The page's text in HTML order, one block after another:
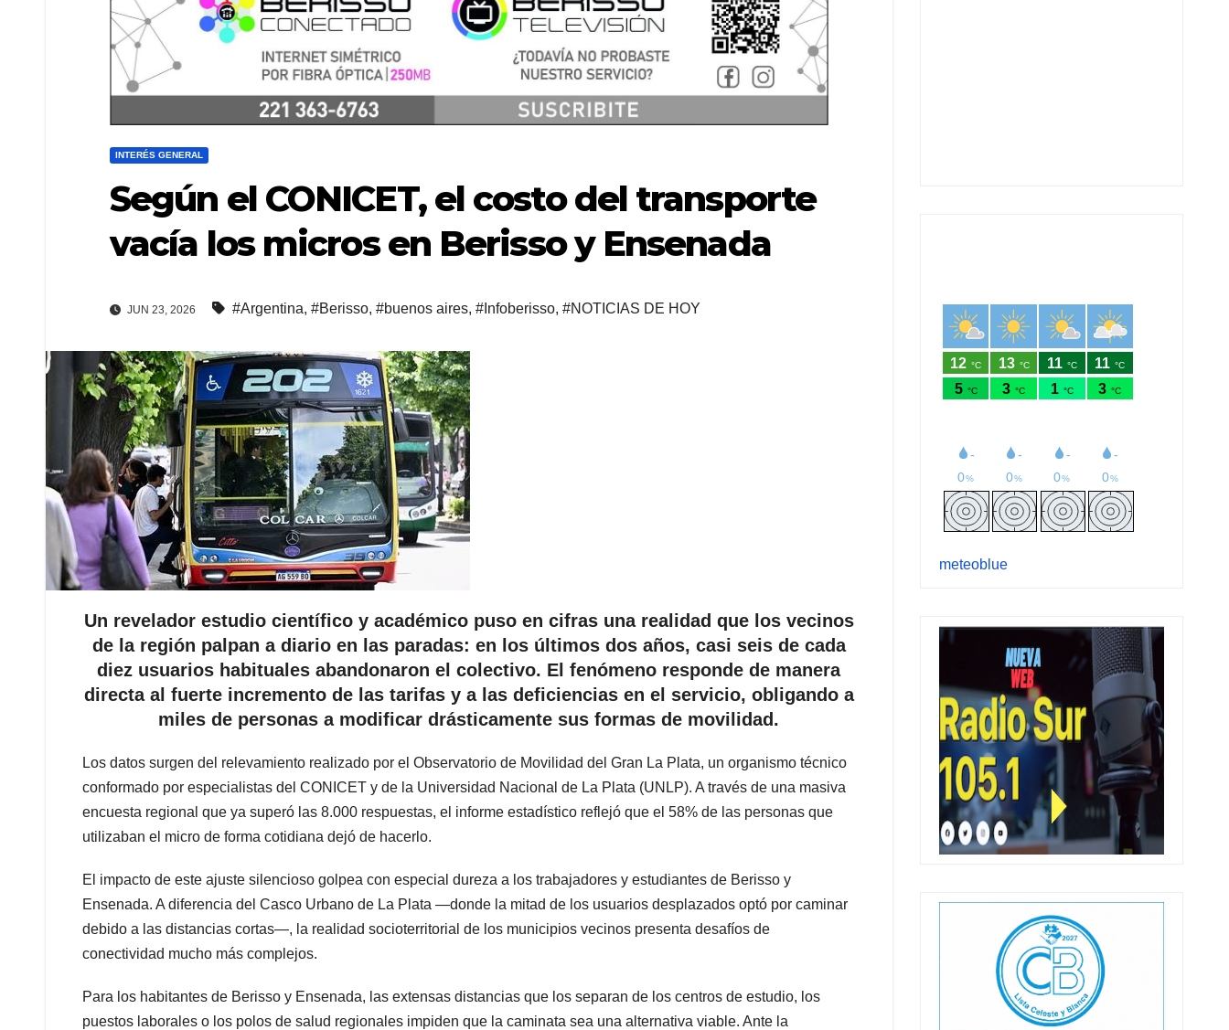
INTERÉS GENERAL
Según el CONICET, el costo del transporte
vacía los micros en Berisso y Ensenada
JUN 23, 2026 #Argentina, #Berisso, #buenos aires, #Infoberisso, #NOTICIAS DE HOY
Un revelador estudio científico y académico puso en cifras una realidad que los vecinos
de la región palpan a diario en las paradas: en los últimos dos años, casi seis de cada
diez usuarios habituales abandonaron el colectivo. El fenómeno responde de manera
directa al fuerte incremento de las tarifas y a las deficiencias en el servicio, obligando a
miles de personas a modificar drásticamente sus formas de movilidad.
Los datos surgen del relevamiento realizado por el Observatorio de Movilidad del Gran La Plata, un organismo técnico
conformado por especialistas del CONICET y de la Universidad Nacional de La Plata (UNLP). A través de una masiva
encuesta regional que ya superó las 8.000 respuestas, el informe estadístico reflejó que el 58% de las personas que
utilizaban el micro de forma cotidiana dejó de hacerlo.
El impacto de este ajuste silencioso golpea con especial dureza a los trabajadores y estudiantes de Berisso y
Ensenada. A diferencia del Casco Urbano de La Plata —donde la mitad de los usuarios desplazados optó por caminar
debido a las distancias cortas—, la realidad socioterritorial de los municipios vecinos presenta desafíos de
conectividad mucho más complejos.
Para los habitantes de Berisso y Ensenada, las extensas distancias que los separan de los centros de estudio, los
puestos laborales o los polos de salud regionales impiden que la caminata sea una alternativa viable. Ante la
meteoblue